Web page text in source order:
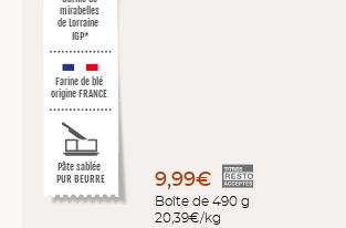
mirabelles
de Lorraine
IGP*
Farine de blé
origine FRANCE
Pâte sablée
PUR BEURRE 9,99€
Boîte de 490 g
20,39€/kg